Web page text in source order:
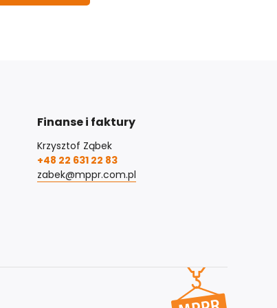
Finanse i faktury
Krzysztof Ząbek
+48 22 631 22 83
zabek@mppr.com.pl